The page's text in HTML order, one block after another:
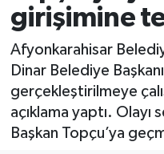
girişimine
Afyonkarahisar
Dinar Belediye
gerçekleştirilmeye
açıklama yaptı. Olayı
Başkan Topçu’ya
Sağlık
Teknoloji
Son Dakika
Haber Arşivi